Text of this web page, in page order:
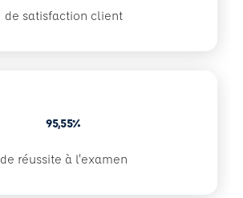
de satisfaction client
95,55%
de réussite à l'examen